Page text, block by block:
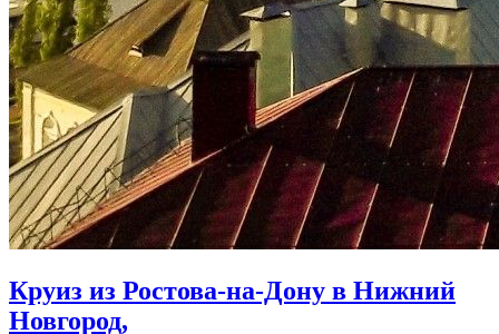
Круиз из Ростова-на-Дону в Нижний
Новгород,